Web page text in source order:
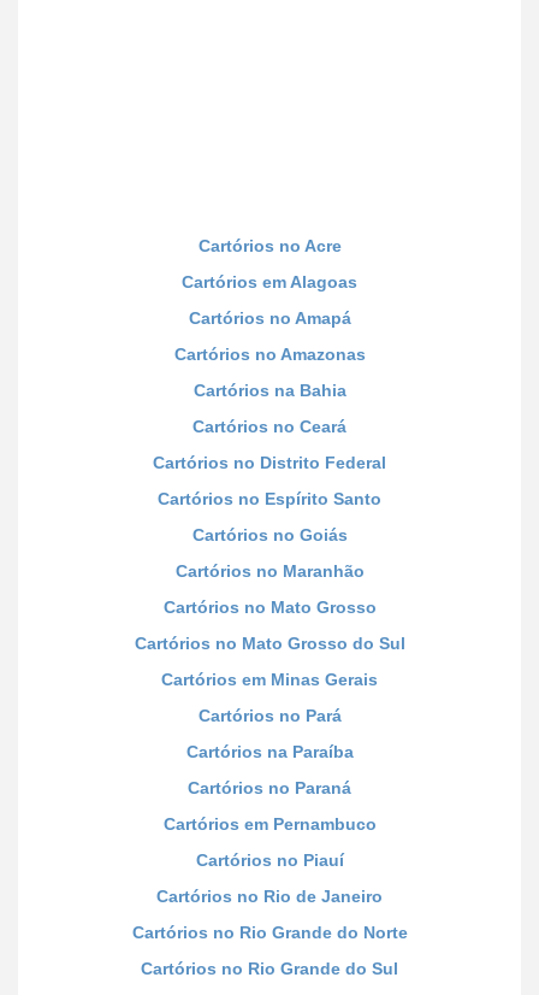
Cartórios no Acre
Cartórios em Alagoas
Cartórios no Amapá
Cartórios no Amazonas
Cartórios na Bahia
Cartórios no Ceará
Cartórios no Distrito Federal
Cartórios no Espírito Santo
Cartórios no Goiás
Cartórios no Maranhão
Cartórios no Mato Grosso
Cartórios no Mato Grosso do Sul
Cartórios em Minas Gerais
Cartórios no Pará
Cartórios na Paraíba
Cartórios no Paraná
Cartórios em Pernambuco
Cartórios no Piauí
Cartórios no Rio de Janeiro
Cartórios no Rio Grande do Norte
Cartórios no Rio Grande do Sul